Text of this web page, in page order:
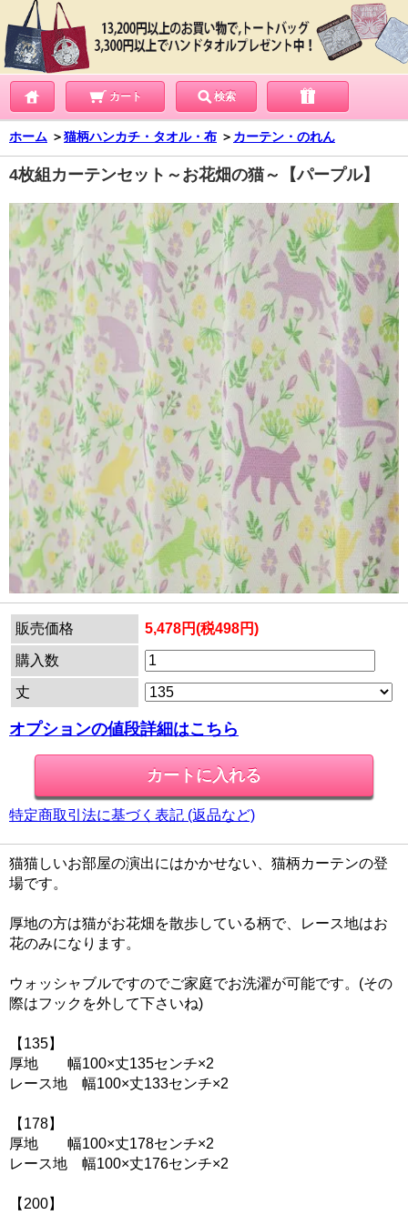
カート 検索
ホーム ＞猫柄ハンカチ・タオル・布 ＞ カーテン・のれん
4枚組カーテンセット～お花畑の猫～【パープル】
販売価格 5,478円(税498円)
購入数
丈
オプションの値段詳細はこちら
特定商取引法に基づく表記 (返品など)
猫猫しいお部屋の演出にはかかせない、猫柄カーテンの登
場です。
厚地の方は猫がお花畑を散歩している柄で、レース地はお
花のみになります。
ウォッシャブルですのでご家庭でお洗濯が可能です。(その
際はフックを外して下さいね)
【135】
厚地 幅100×丈135センチ×2
レース地 幅100×丈133センチ×2
【178】
厚地 幅100×丈178センチ×2
レース地 幅100×丈176センチ×2
【200】